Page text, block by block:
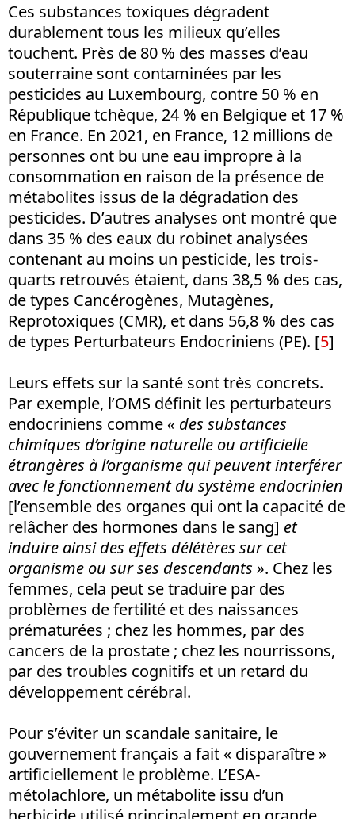
Ces substances toxiques dégradent
durablement tous les milieux qu’elles
touchent. Près de 80 % des masses d’eau
souterraine sont contaminées par les
pesticides au Luxembourg, contre 50 % en
République tchèque, 24 % en Belgique et 17 %
en France. En 2021, en France, 12 millions de
personnes ont bu une eau impropre à la
consommation en raison de la présence de
métabolites issus de la dégradation des
pesticides. D’autres analyses ont montré que
dans 35 % des eaux du robinet analysées
contenant au moins un pesticide, les trois-
quarts retrouvés étaient, dans 38,5 % des cas,
de types Cancérogènes, Mutagènes,
Reprotoxiques (CMR), et dans 56,8 % des cas
de types Perturbateurs Endocriniens (PE). [5]
Leurs effets sur la santé sont très concrets.
Par exemple, l’OMS définit les perturbateurs
endocriniens comme « des substances
chimiques d’origine naturelle ou artificielle
étrangères à l’organisme qui peuvent interférer
avec le fonctionnement du système endocrinien
[l’ensemble des organes qui ont la capacité de
relâcher des hormones dans le sang] et
induire ainsi des effets délétères sur cet
organisme ou sur ses descendants ». Chez les
femmes, cela peut se traduire par des
problèmes de fertilité et des naissances
prématurées ; chez les hommes, par des
cancers de la prostate ; chez les nourrissons,
par des troubles cognitifs et un retard du
développement cérébral.
Pour s’éviter un scandale sanitaire, le
gouvernement français a fait « disparaître »
artificiellement le problème. L’ESA-
métolachlore, un métabolite issu d’un